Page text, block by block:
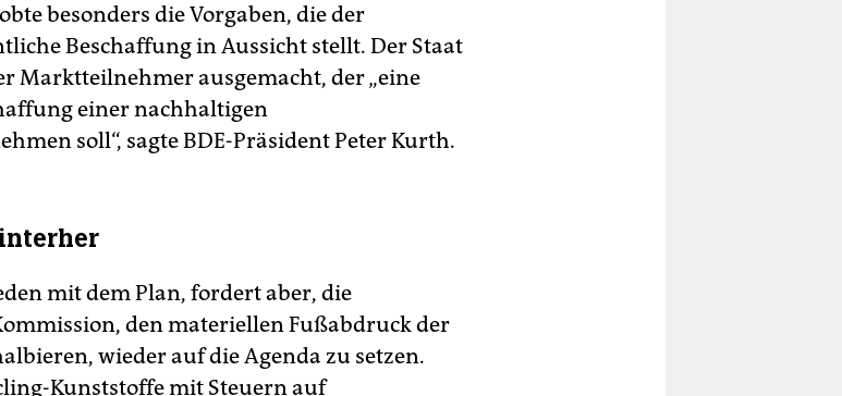
besonders die Vorgaben, die der
Beschaffung in Aussicht stellt. Der Staat
Marktteilnehmer ausgemacht, der „eine
einer nachhaltigen
soll“, sagte BDE-Präsident Peter Kurth.
mit dem Plan, fordert aber, die
den materiellen Fußabdruck der
wieder auf die Agenda zu setzen.
Kunststoffe mit Steuern auf